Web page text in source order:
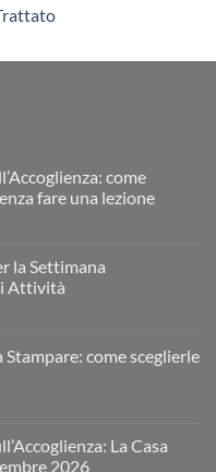
come
fare una lezione
la Settimana
Attività
come sceglierle
La Casa
2026